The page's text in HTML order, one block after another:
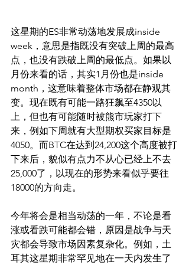
这星期的ES非常动荡地发展成inside
week，意思是指既没有突破上周的最高
点，也没有跌破上周的最低点。如果以
月份来看的话，其实1月份也是inside
month，这意味着整体市场都在静观其
变。现在既有可能一路狂飙至4350以
上，但也有可能随时被熊市玩家打下
来，例如下周就有大型期权买家目标是
4050。而BTC在达到24,200这个高度被打
下来后，貌似有点力不从心已经上不去
25,000了，以现在的形势来看似乎要往
18000的方向走。
今年将会是相当动荡的一年，不论是看
涨或看跌可能都会错，原因是战争与天
灾都会导致市场因素复杂化。例如，土
耳其这星期非常罕见地在一天内发生了